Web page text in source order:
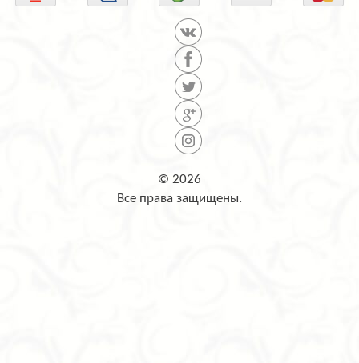
© 2026
Все права защищены.